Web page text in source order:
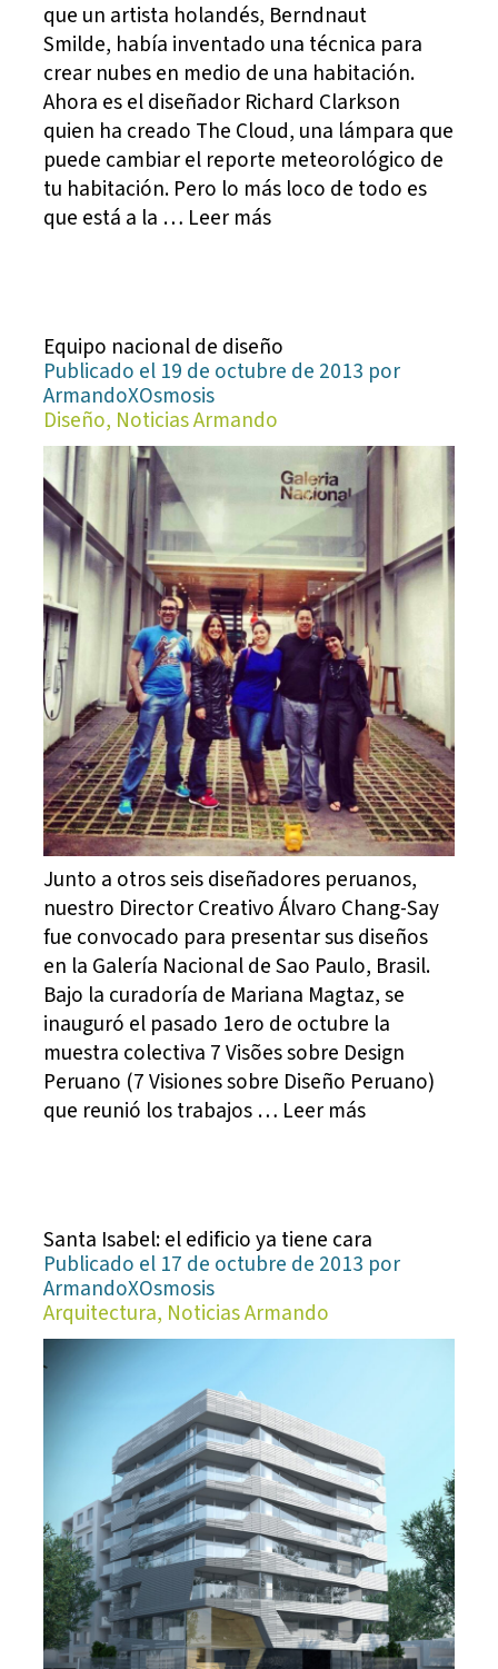
que un artista holandés, Berndnaut
Smilde, había inventado una técnica para
crear nubes en medio de una habitación.
Ahora es el diseñador Richard Clarkson
quien ha creado The Cloud, una lámpara que
puede cambiar el reporte meteorológico de
tu habitación. Pero lo más loco de todo es
que está a la … Leer más
Equipo nacional de diseño
Publicado el 19 de octubre de 2013 por
ArmandoXOsmosis
Diseño, Noticias Armando
Junto a otros seis diseñadores peruanos,
nuestro Director Creativo Álvaro Chang-Say
fue convocado para presentar sus diseños
en la Galería Nacional de Sao Paulo, Brasil.
Bajo la curadoría de Mariana Magtaz, se
inauguró el pasado 1ero de octubre la
muestra colectiva 7 Visões sobre Design
Peruano (7 Visiones sobre Diseño Peruano)
que reunió los trabajos … Leer más
Santa Isabel: el edificio ya tiene cara
Publicado el 17 de octubre de 2013 por
ArmandoXOsmosis
Arquitectura, Noticias Armando